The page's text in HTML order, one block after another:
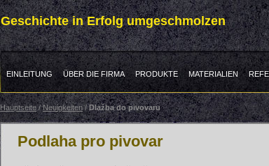
Geschichte in Erfolg umgeschmolzen
EINLEITUNG ÜBER DIE FIRMA PRODUKTE MATERIALIEN
Hauptseite/Neuigkeiten/Dlažba do pivovaru
Podlaha pro pivovar